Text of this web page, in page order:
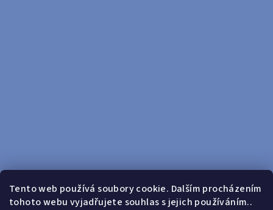
Tento web používá soubory cookie. Dalším procházením
tohoto webu vyjadřujete souhlas s jejich používáním..
Sledovat na Instagramu